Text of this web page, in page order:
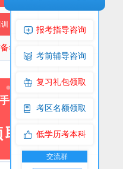
考】
一份上岸
取！
报考指导咨询
考前辅导咨询
复习礼包领取
考区名额领取
低学历考本科
交流群